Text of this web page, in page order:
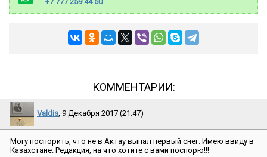
КОММЕНТАРИИ:
Valdis, 9 Декабря 2017 (21:47)
Могу поспорить, что не в Актау выпал первый снег. Имею ввиду в
Казахстане. Редакция, на что хотите с вами поспорю!!!